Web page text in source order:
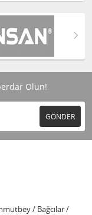
Olun!
GÖNDER
/ Bağcılar /